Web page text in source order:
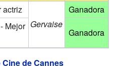
actriz
Gervaise
Ganadora
Mejor
Ganadora
de Cannes